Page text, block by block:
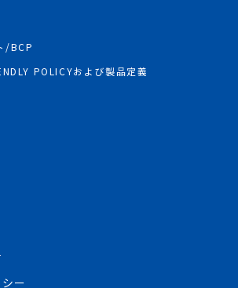
/BCP
POLICYおよび製品定義
ー